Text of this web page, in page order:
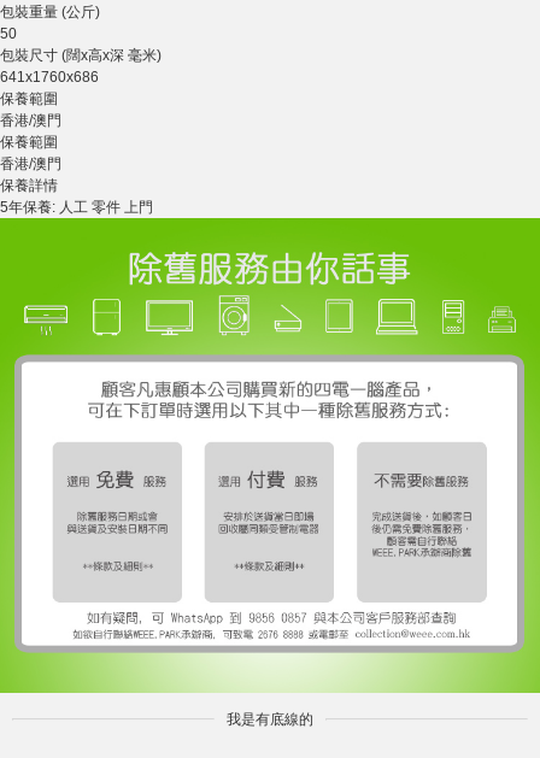
包裝重量 (公斤)
50
包裝尺寸 (闊x高x深 毫米)
641x1760x686
保養範圍
香港/澳門
保養範圍
香港/澳門
保養詳情
5年保養: 人工 零件 上門
我是有底線的